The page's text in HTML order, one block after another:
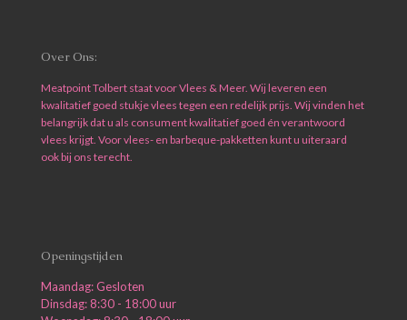
Over Ons:
Meatpoint Tolbert staat voor Vlees & Meer. Wij leveren een
kwalitatief goed stukje vlees tegen een redelijk prijs. Wij vinden het
belangrijk dat u als consument kwalitatief goed én verantwoord
vlees krijgt. Voor vlees- en barbeque-pakketten kunt u uiteraard
ook bij ons terecht.
Openingstijden
Maandag: Gesloten
Dinsdag: 8:30 - 18:00 uur